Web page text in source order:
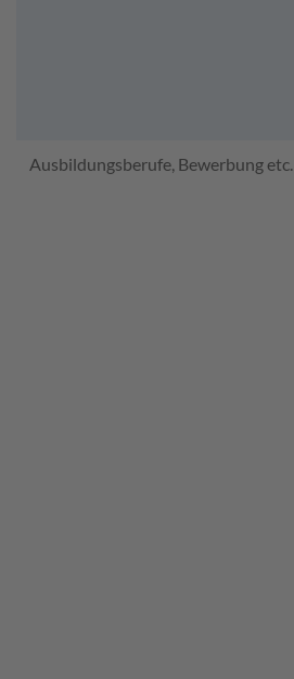
Ausbildungsberufe, Bewerbung etc.